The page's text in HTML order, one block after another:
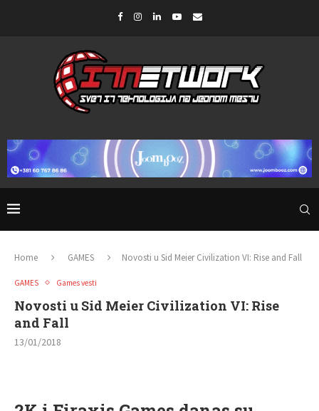
Home GAMES Novosti u Sid Meier Civilization VI: Rise and Fall
GAMES Games vesti
Novosti u Sid Meier Civilization VI: Rise
and Fall
13/01/2018